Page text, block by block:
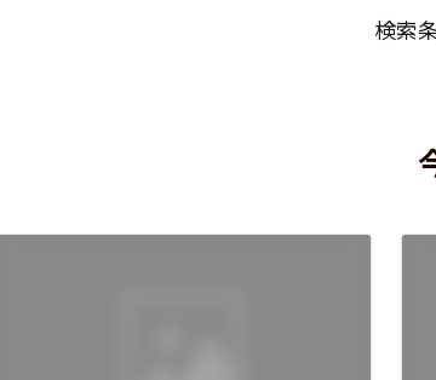
検索